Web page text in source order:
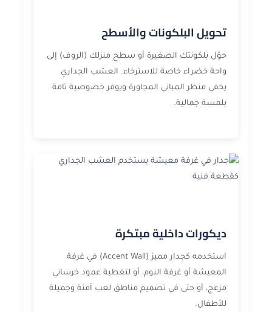
تحويل البلكونات والأسطح
حوّل بلكونتك الصغيرة أو سطح منزلك (الروف) إلى
واحة خضراء خاصة للاسترخاء. العشب الجداري
يخفي منظر المباني المجاورة ويوفر خصوصية تامة
بلمسة جمالية.
ديكورات داخلية مبتكرة
استخدمه كجدار مميز (Accent Wall) في غرفة
المعيشة أو غرفة النوم، أو لتغطية عمود خرساني
مزعج، أو حتى في تصميم مناطق لعب آمنة وجميلة
للأطفال.